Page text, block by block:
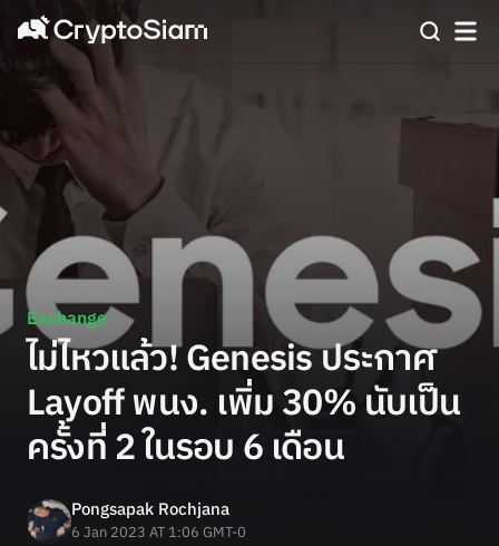
Exchange
ไม่ไหวแล้ว! Genesis ประกาศ
Layoff พนง. เพิ่ม 30% นับเป็น
ครั้งที่ 2 ในรอบ 6 เดือน
Pongsapak Rochjana
6 Jan 2023 AT 1:06 GMT-0